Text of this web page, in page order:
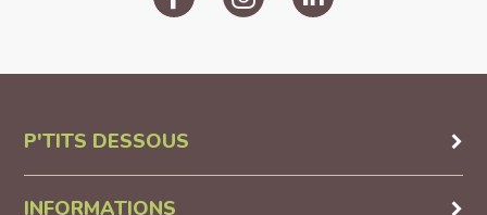
P'TITS DESSOUS
INFORMATIONS